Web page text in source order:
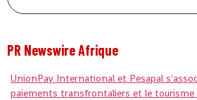
PR Newswire Afrique
UnionPay International et Pesapal
paiements transfrontaliers et le tourisme